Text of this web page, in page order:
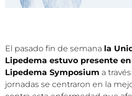
El pasado fin de semana la
Lipedema estuvo presente
Lipedema Symposium a través
jornadas se centraron en la